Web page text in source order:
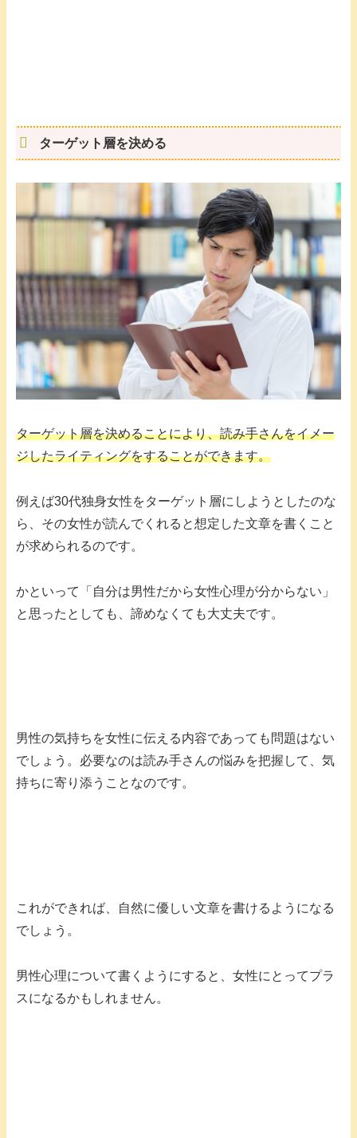
ターゲット層を決める
ターゲット層を決めることにより、読み手さんをイメー
ジしたライティングをすることができます。
例えば30代独身女性をターゲット層にしようとしたのな
ら、その女性が読んでくれると想定した文章を書くこと
が求められるのです。
かといって「自分は男性だから女性心理が分からない」
と思ったとしても、諦めなくても大丈夫です。
男性の気持ちを女性に伝える内容であっても問題はない
でしょう。必要なのは読み手さんの悩みを把握して、気
持ちに寄り添うことなのです。
これができれば、自然に優しい文章を書けるようになる
でしょう。
男性心理について書くようにすると、女性にとってプラ
スになるかもしれません。